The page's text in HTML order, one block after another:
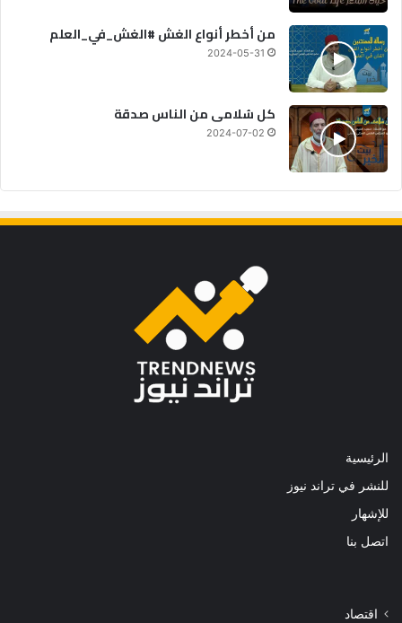
من أخطر أنواع الغش #الغش_في_العلم
2024-05-31
كل سُلامى من الناس صدقة
2024-07-02
الرئيسية
للنشر في تراند نيوز
للإشهار
اتصل بنا
اقتصاد